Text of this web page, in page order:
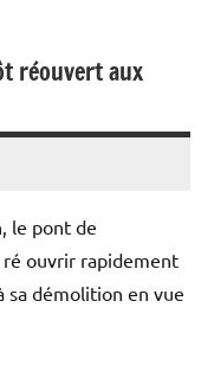
réouvert aux
le pont de
ré ouvrir rapidement
sa démolition en vue